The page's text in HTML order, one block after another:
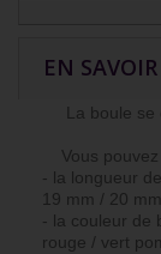
EN
La boule se
Vous pouvez
- la longueur
19 mm / 20
- la couleur de
rouge / vert